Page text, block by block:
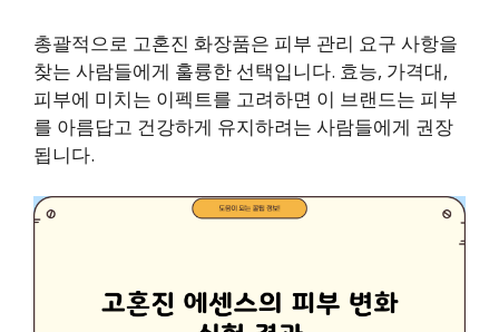
총괄적으로 고혼진 화장품은 피부 관리 요구 사항을
찾는 사람들에게 훌륭한 선택입니다. 효능, 가격대,
피부에 미치는 이펙트를 고려하면 이 브랜드는 피부
를 아름답고 건강하게 유지하려는 사람들에게 권장
됩니다.